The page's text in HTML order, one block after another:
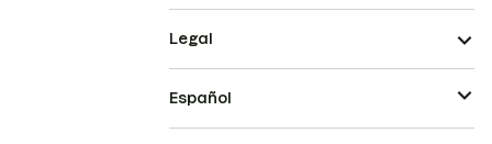
Legal
Español